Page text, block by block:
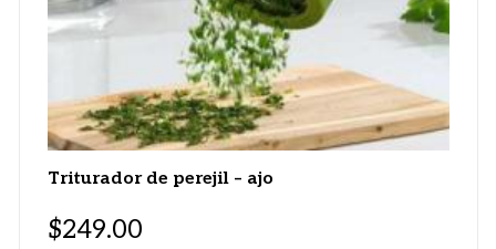
Triturador de perejil – ajo
$249.00